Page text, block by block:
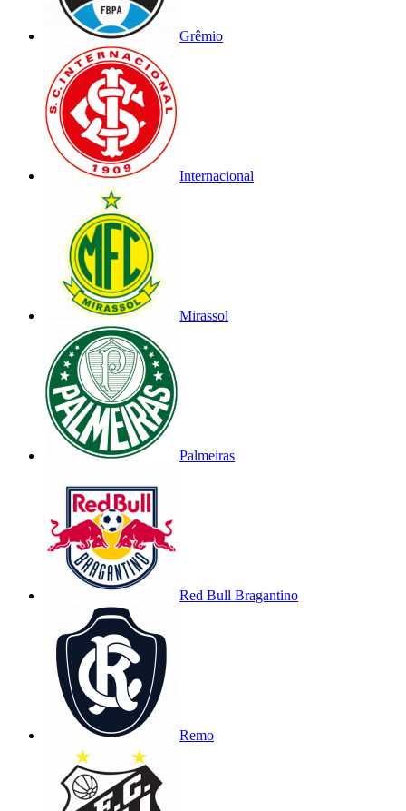
Grêmio
Internacional
Mirassol
Palmeiras
Red Bull Bragantino
Remo